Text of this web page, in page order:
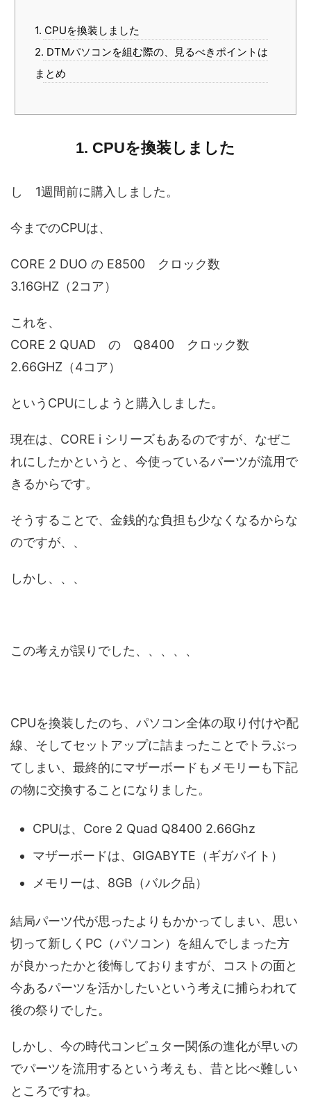
1. CPUを換装しました
2. DTMパソコンを組む際の、見るべきポイントは
まとめ
1. CPUを換装しました
し 1週間前に購入しました。
今までのCPUは、
CORE 2 DUO の E8500 クロック数
3.16GHZ（2コア）
これを、
CORE 2 QUAD の Q8400 クロック数
2.66GHZ（4コア）
というCPUにしようと購入しました。
現在は、CORE i シリーズもあるのですが、なぜこ
れにしたかというと、今使っているパーツが流用で
きるからです。
そうすることで、金銭的な負担も少なくなるからな
のですが、、
しかし、、、
この考えが誤りでした、、、、、
CPUを換装したのち、パソコン全体の取り付けや配
線、そしてセットアップに詰まったことでトラぶっ
てしまい、最終的にマザーボードもメモリーも下記
の物に交換することになりました。
CPUは、Core 2 Quad Q8400 2.66Ghz
マザーボードは、GIGABYTE（ギガバイト）
メモリーは、8GB（バルク品）
結局パーツ代が思ったよりもかかってしまい、思い
切って新しくPC（パソコン）を組んでしまった方
が良かったかと後悔しておりますが、コストの面と
今あるパーツを活かしたいという考えに捕らわれて
後の祭りでした。
しかし、今の時代コンピュター関係の進化が早いの
でパーツを流用するという考えも、昔と比べ難しい
ところですね。